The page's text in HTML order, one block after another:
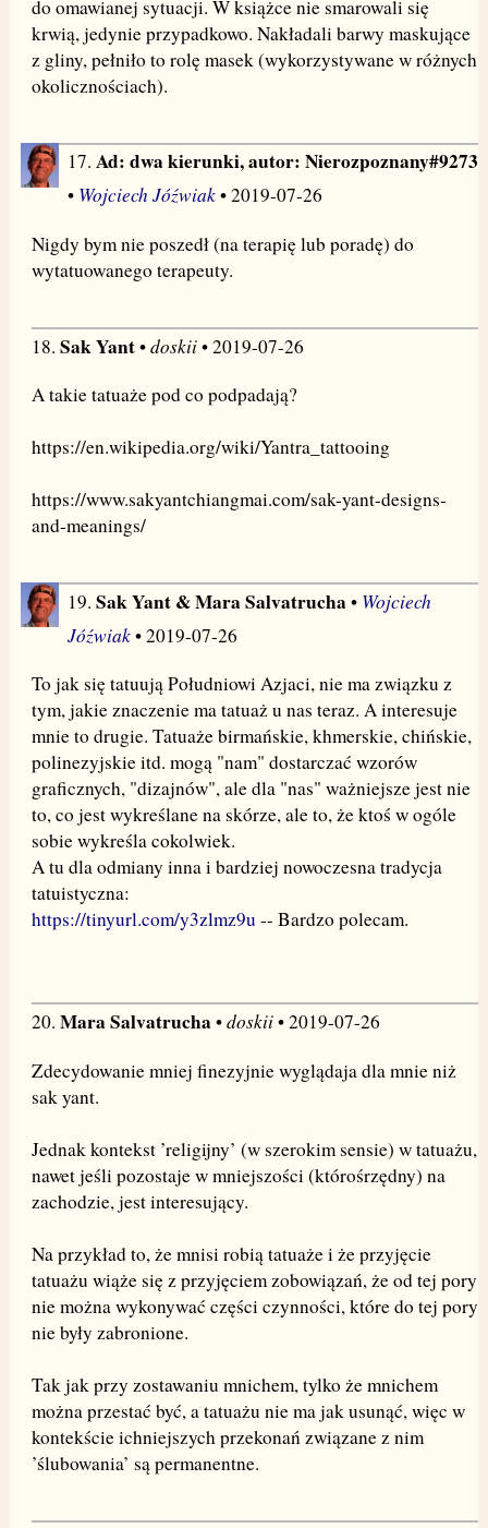
do omawianej sytuacji. W książce nie smarowali się
krwią, jedynie przypadkowo. Nakładali barwy maskujące
z gliny, pełniło to rolę masek (wykorzystywane w różnych
okolicznościach).
17. Ad: dwa kierunki, autor: Nierozpoznany#9273
• Wojciech Jóźwiak• 2019-07-26
Nigdy bym nie poszedł (na terapię lub poradę) do
wytatuowanego terapeuty.
18. Sak Yant•doskii• 2019-07-26
A takie tatuaże pod co podpadają?
https://en.wikipedia.org/wiki/Yantra_tattooing
https://www.sakyantchiangmai.com/sak-yant-designs-
and-meanings/
19. Sak Yant & Mara Salvatrucha • Wojciech
Jóźwiak• 2019-07-26
To jak się tatuują Południowi Azjaci, nie ma związku z
tym, jakie znaczenie ma tatuaż u nas teraz. A interesuje
mnie to drugie. Tatuaże birmańskie, khmerskie, chińskie,
polinezyjskie itd. mogą "nam" dostarczać wzorów
graficznych, "dizajnów", ale dla "nas" ważniejsze jest nie
to, co jest wykreślane na skórze, ale to, że ktoś w ogóle
sobie wykreśla cokolwiek.
A tu dla odmiany inna i bardziej nowoczesna tradycja
tatuistyczna:
https://tinyurl.com/y3zlmz9u -- Bardzo polecam.
20. Mara Salvatrucha •doskii• 2019-07-26
Zdecydowanie mniej finezyjnie wyglądaja dla mnie niż
sak yant.
Jednak kontekst ’religijny’ (w szerokim sensie) w tatuażu,
nawet jeśli pozostaje w mniejszości (którośrzędny) na
zachodzie, jest interesujący.
Na przykład to, że mnisi robią tatuaże i że przyjęcie
tatuażu wiąże się z przyjęciem zobowiązań, że od tej pory
nie można wykonywać części czynności, które do tej pory
nie były zabronione.
Tak jak przy zostawaniu mnichem, tylko że mnichem
można przestać być, a tatuażu nie ma jak usunąć, więc w
kontekście ichniejszych przekonań związane z nim
’ślubowania’ są permanentne.